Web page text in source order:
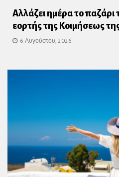
Αλλάζει ημέρα το
εορτής της Κοιμήσεως
6 Αυγούστου, 2026